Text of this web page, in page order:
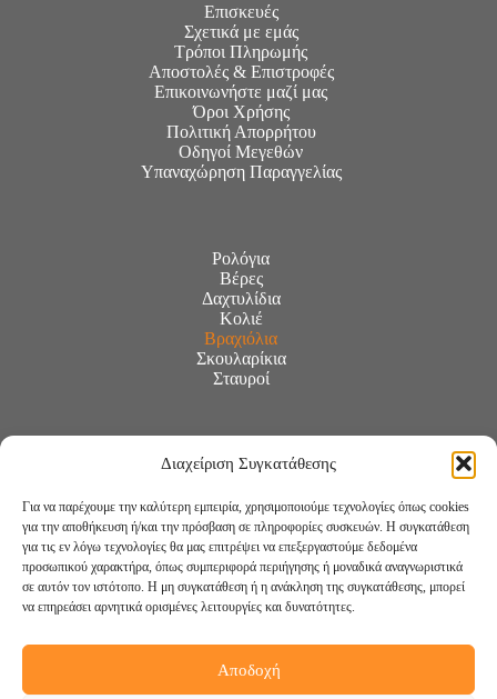
Διαχείριση Συγκατάθεσης
Για να παρέχουμε την καλύτερη εμπειρία, χρησιμοποιούμε τεχνολογίες όπως cookies
για την αποθήκευση ή/και την πρόσβαση σε πληροφορίες συσκευών. Η συγκατάθεση
για τις εν λόγω τεχνολογίες θα μας επιτρέψει να επεξεργαστούμε δεδομένα
προσωπικού χαρακτήρα, όπως συμπεριφορά περιήγησης ή μοναδικά αναγνωριστικά
σε αυτόν τον ιστότοπο. Η μη συγκατάθεση ή η ανάκληση της συγκατάθεσης, μπορεί
να επηρεάσει αρνητικά ορισμένες λειτουργίες και δυνατότητες.
Αποδοχή
Επισκευές
Σχετικά με εμάς
Τρόποι Πληρωμής
Αποστολές & Επιστροφές
Επικοινωνήστε μαζί μας
Όροι Χρήσης
Πολιτική Απορρήτου
Οδηγοί Μεγεθών
Υπαναχώρηση Παραγγελίας
Ρολόγια
Βέρες
Δαχτυλίδια
Κολιέ
Βραχιόλια
Σκουλαρίκια
Σταυροί